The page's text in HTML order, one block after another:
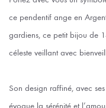
ce pendentif ange en
gardiens, ce petit bijou de
céleste veillant avec
Son design raffiné, avec
évoque la sérénité et